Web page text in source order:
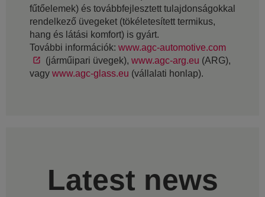
fűtőelemek) és továbbfejlesztett tulajdonságokkal
rendelkező üvegeket (tökéletesített termikus,
hang és látási komfort) is gyárt.
További információk: www.agc-automotive.com
(járműipari üvegek), www.agc-arg.eu (ARG),
vagy www.agc-glass.eu (vállalati honlap).
Latest news